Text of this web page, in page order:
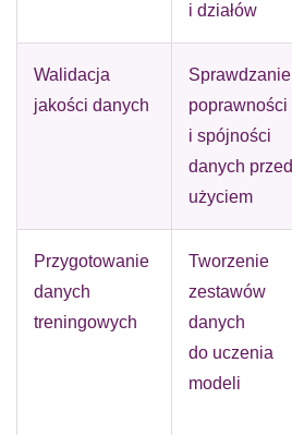
i działów
Walidacja
jakości danych
Sprawdzanie
poprawności
i spójności
danych przed
użyciem
Przygotowanie
danych
treningowych
Tworzenie
zestawów
danych
do uczenia
modeli